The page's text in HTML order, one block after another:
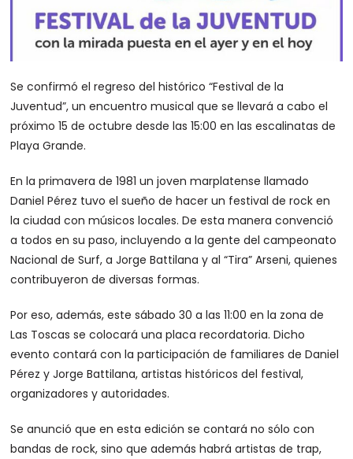
Se confirmó el regreso del histórico “Festival de la
Juventud”, un encuentro musical que se llevará a cabo el
próximo 15 de octubre desde las 15:00 en las escalinatas de
Playa Grande.
En la primavera de 1981 un joven marplatense llamado
Daniel Pérez tuvo el sueño de hacer un festival de rock en
la ciudad con músicos locales. De esta manera convenció
a todos en su paso, incluyendo a la gente del campeonato
Nacional de Surf, a Jorge Battilana y al “Tira” Arseni, quienes
contribuyeron de diversas formas.
Por eso, además, este sábado 30 a las 11:00 en la zona de
Las Toscas se colocará una placa recordatoria. Dicho
evento contará con la participación de familiares de Daniel
Pérez y Jorge Battilana, artistas históricos del festival,
organizadores y autoridades.
Se anunció que en esta edición se contará no sólo con
bandas de rock, sino que además habrá artistas de trap,